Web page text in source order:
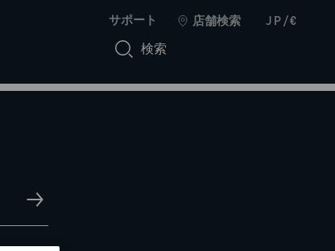
サポート 店舗検索 JP/€
検索